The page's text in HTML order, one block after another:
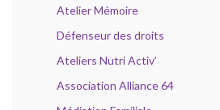
Atelier Mémoire
Défenseur des droits
Ateliers Nutri Activ’
Association Alliance 64